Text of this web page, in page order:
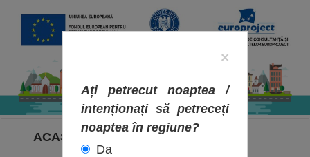
ACASA
×
Ați petrecut noaptea /
intenționați să petreceți
noaptea în regiune?
Da